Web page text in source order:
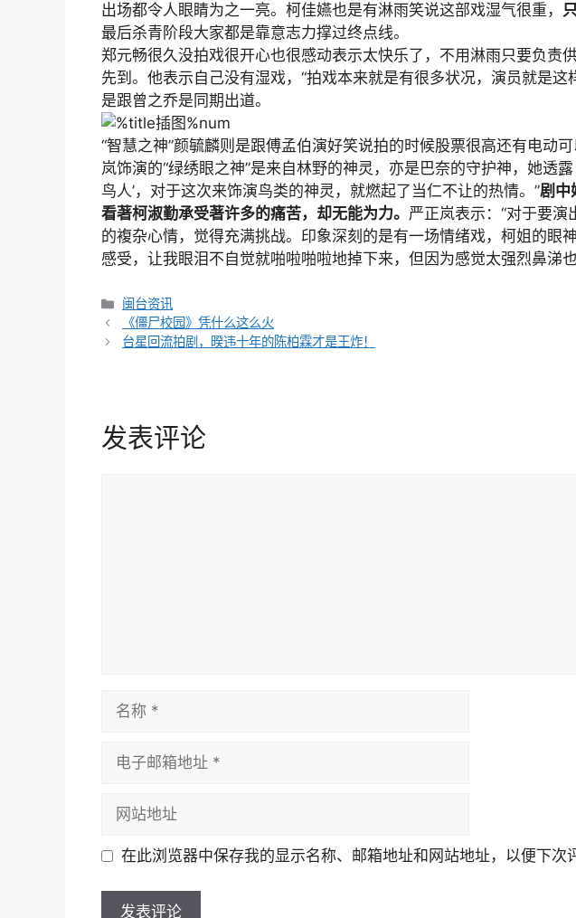
出场都令人眼睛为之一亮。柯佳嬿也是有淋雨笑说这部戏湿气很重，
最后杀青阶段大家都是靠意志力撑过终点线。
郑元畅很久没拍戏很开心也很感动表示太快乐了，不用淋雨只要负责
先到。他表示自己没有湿戏，“拍戏本来就是有很多状况，演员就是这
是跟曾之乔是同期出道。
“智慧之神”颜毓麟则是跟傅孟伯演好笑说拍的时候股票很高还有电动
岚饰演的“绿绣眼之神”是来自林野的神灵，亦是巴奈的守护神，她透
鸟人’，对于这次来饰演鸟类的神灵，就燃起了当仁不让的热情。”剧中
看著柯淑勤承受著许多的痛苦，却无能为力。 严正岚表示：“对于要
的複杂心情，觉得充满挑战。印象深刻的是有一场情绪戏，柯姐的眼
感受，让我眼泪不自觉就啪啦啪啦地掉下来，但因为感觉太强烈鼻涕
分
类
闽台资讯
文
章
《僵尸校园》凭什么这么火
台星回流拍剧，暌违十年的陈柏霖才是王炸！
发表评论
址
地 在此浏览器中保存我的显示名称、邮箱地址和网站地址，以便下次